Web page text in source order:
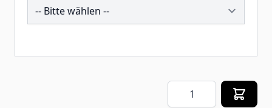
259662
Menge